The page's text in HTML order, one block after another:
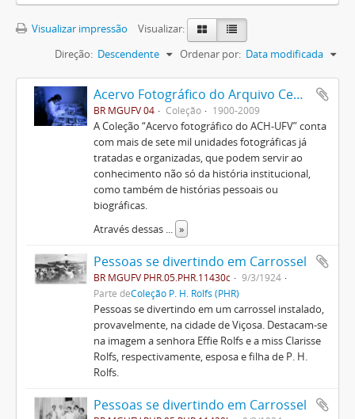
Visualizar impressão
Visualizar:
Ordenar por: Data modificada
Direção: Descendente
Acervo Fotográfico do Arquivo Central Histórico da UFV
BR MGUFV 04 Coleção 1900-2009
A Coleção “Acervo fotográfico do ACH-UFV” conta
com mais de sete mil unidades fotográficas já
tratadas e organizadas, que podem servir ao
conhecimento não só da história institucional,
como também de histórias pessoais ou
biográficas.
Através dessas
»
Pessoas se divertindo em Carrossel
BR MGUFV PHR.05.PHR.11430c
9/3/1924
Parte deColeção P. H. Rolfs (PHR)
Pessoas se divertindo em um carrossel instalado,
provavelmente, na cidade de Viçosa. Destacam-se
na imagem a senhora Effie Rolfs e a miss Clarisse
Rolfs, respectivamente, esposa e filha de P. H.
Rolfs.
Pessoas se divertindo em Carrossel